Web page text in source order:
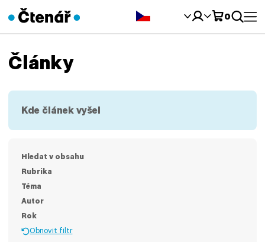
0
Články
Kde článek vyšel
Hledat v obsahu
Rubrika
Téma
Autor
Rok
Obnovit filtr